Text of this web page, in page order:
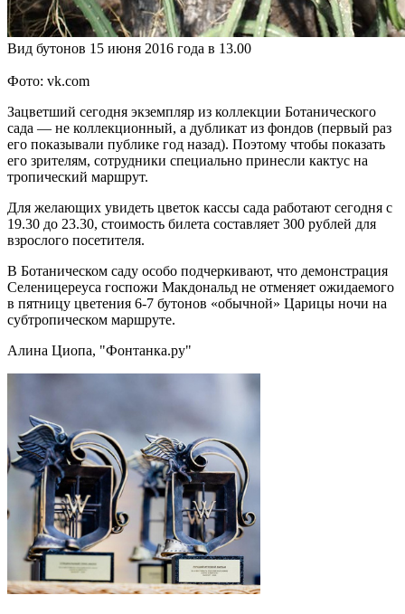
Вид бутонов 15 июня 2016 года в 13.00
Фото: vk.com
Зацветший сегодня экземпляр из коллекции Ботанического
сада — не коллекционный, а дубликат из фондов (первый раз
его показывали публике год назад). Поэтому чтобы показать
его зрителям, сотрудники специально принесли кактус на
тропический маршрут.
Для желающих увидеть цветок кассы сада работают сегодня с
19.30 до 23.30, стоимость билета составляет 300 рублей для
взрослого посетителя.
В Ботаническом саду особо подчеркивают, что демонстрация
Селеницереуса госпожи Макдональд не отменяет ожидаемого
в пятницу цветения 6-7 бутонов «обычной» Царицы ночи на
субтропическом маршруте.
Алина Циопа, "Фонтанка.ру"